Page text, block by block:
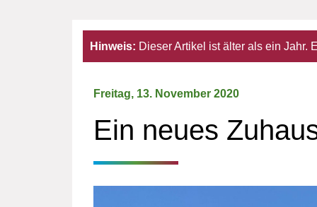
Hinweis: Dieser Artikel ist älter als ein Jahr.
Freitag, 13. November 2020
Ein neues